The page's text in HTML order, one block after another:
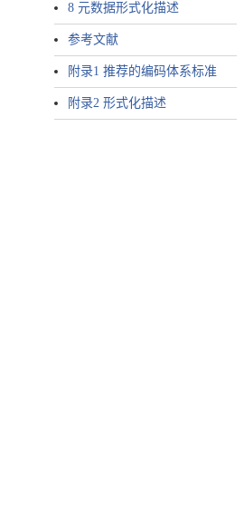
8 元数据形式化描述
参考文献
附录1 推荐的编码体系标准
附录2 形式化描述